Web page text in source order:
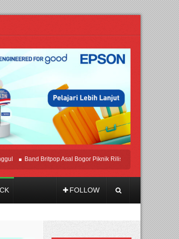
Band Britpop Asal Bogor Piknik Rilis Mini Album “Astrometri”
FOLLOW